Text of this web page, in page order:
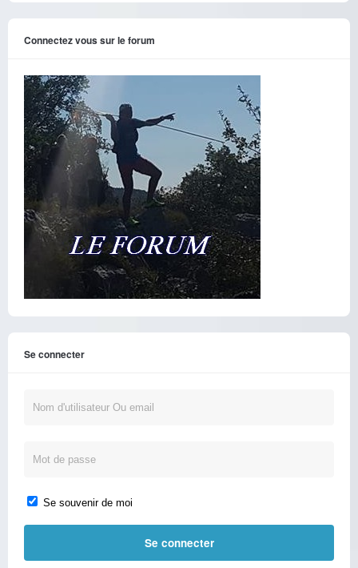
Connectez vous sur le forum
Se connecter
Se souvenir de moi